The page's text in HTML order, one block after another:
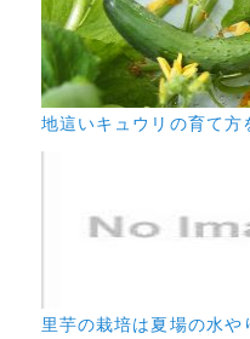
地這いキュウリの育て方
里芋の栽培は夏場の水や